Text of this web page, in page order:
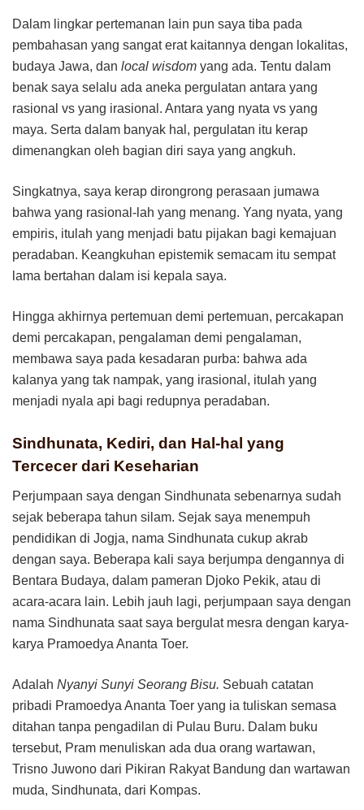
Dalam lingkar pertemanan lain pun saya tiba pada
pembahasan yang sangat erat kaitannya dengan lokalitas,
budaya Jawa, dan local wisdom yang ada. Tentu dalam
benak saya selalu ada aneka pergulatan antara yang
rasional vs yang irasional. Antara yang nyata vs yang
maya. Serta dalam banyak hal, pergulatan itu kerap
dimenangkan oleh bagian diri saya yang angkuh.
Singkatnya, saya kerap dirongrong perasaan jumawa
bahwa yang rasional-lah yang menang. Yang nyata, yang
empiris, itulah yang menjadi batu pijakan bagi kemajuan
peradaban. Keangkuhan epistemik semacam itu sempat
lama bertahan dalam isi kepala saya.
Hingga akhirnya pertemuan demi pertemuan, percakapan
demi percakapan, pengalaman demi pengalaman,
membawa saya pada kesadaran purba: bahwa ada
kalanya yang tak nampak, yang irasional, itulah yang
menjadi nyala api bagi redupnya peradaban.
Sindhunata, Kediri, dan Hal-hal yang
Tercecer dari Keseharian
Perjumpaan saya dengan Sindhunata sebenarnya sudah
sejak beberapa tahun silam. Sejak saya menempuh
pendidikan di Jogja, nama Sindhunata cukup akrab
dengan saya. Beberapa kali saya berjumpa dengannya di
Bentara Budaya, dalam pameran Djoko Pekik, atau di
acara-acara lain. Lebih jauh lagi, perjumpaan saya dengan
nama Sindhunata saat saya bergulat mesra dengan karya-
karya Pramoedya Ananta Toer.
Adalah Nyanyi Sunyi Seorang Bisu. Sebuah catatan
pribadi Pramoedya Ananta Toer yang ia tuliskan semasa
ditahan tanpa pengadilan di Pulau Buru. Dalam buku
tersebut, Pram menuliskan ada dua orang wartawan,
Trisno Juwono dari Pikiran Rakyat Bandung dan wartawan
muda, Sindhunata, dari Kompas.